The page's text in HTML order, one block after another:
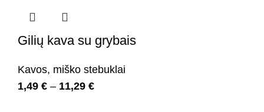
Gilių kava su grybais
Kavos, miško stebuklai
1,49 € – 11,29 €